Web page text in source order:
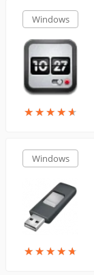
Windows
★★★★★
★★★★★
Windows
★★★★★
★★★★★